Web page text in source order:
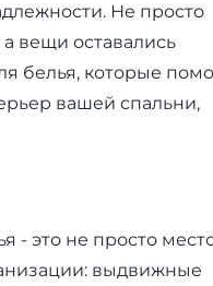
Не просто
вещи оставались
белья, которые
вашей спальни,
- это не просто
выдвижные